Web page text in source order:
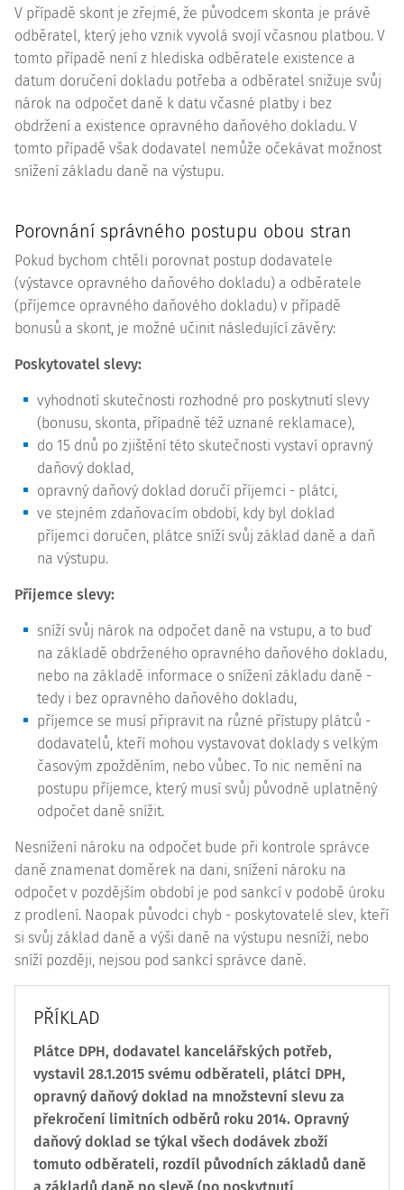
V případě skont je zřejmé, že původcem skonta je právě
odběratel, který jeho vznik vyvolá svojí včasnou platbou. V
tomto případě není z hlediska odběratele existence a
datum doručení dokladu potřeba a odběratel snižuje svůj
nárok na odpočet daně k datu včasné platby i bez
obdržení a existence opravného daňového dokladu. V
tomto případě však dodavatel nemůže očekávat možnost
snížení základu daně na výstupu.
Porovnání správného postupu obou stran
Pokud bychom chtěli porovnat postup dodavatele
(výstavce opravného daňového dokladu) a odběratele
(příjemce opravného daňového dokladu) v případě
bonusů a skont, je možné učinit následující závěry:
Poskytovatel slevy:
vyhodnotí skutečnosti rozhodné pro poskytnutí slevy
(bonusu, skonta, případně též uznané reklamace),
do 15 dnů po zjištění této skutečnosti vystaví opravný
daňový doklad,
opravný daňový doklad doručí příjemci - plátci,
ve stejném zdaňovacím období, kdy byl doklad
příjemci doručen, plátce sníží svůj základ daně a daň
na výstupu.
Příjemce slevy:
sníží svůj nárok na odpočet daně na vstupu, a to buď
na základě obdrženého opravného daňového dokladu,
nebo na základě informace o snížení základu daně -
tedy i bez opravného daňového dokladu,
příjemce se musí připravit na různé přístupy plátců -
dodavatelů, kteří mohou vystavovat doklady s velkým
časovým zpožděním, nebo vůbec. To nic nemění na
postupu příjemce, který musí svůj původně uplatněný
odpočet daně snížit.
Nesnížení nároku na odpočet bude při kontrole správce
daně znamenat doměrek na dani, snížení nároku na
odpočet v pozdějším období je pod sankcí v podobě úroku
z prodlení. Naopak původci chyb - poskytovatelé slev, kteří
si svůj základ daně a výši daně na výstupu nesníží, nebo
sníží později, nejsou pod sankcí správce daně.
PŘÍKLAD
Plátce DPH, dodavatel kancelářských potřeb,
vystavil 28.1.2015 svému odběrateli, plátci DPH,
opravný daňový doklad na množstevní slevu za
překročení limitních odběrů roku 2014. Opravný
daňový doklad se týkal všech dodávek zboží
tomuto odběrateli, rozdíl původních základů daně